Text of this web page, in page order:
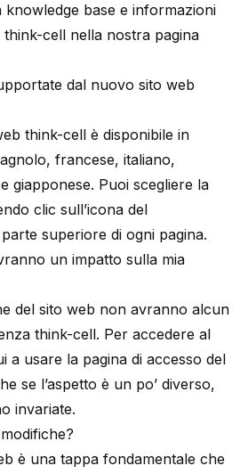
knowledge base e informazioni
cell nella nostra pagina
dal nuovo sito web
think-cell è disponibile in
francese, italiano,
giapponese. Puoi scegliere la
clic sull’icona del
superiore di ogni pagina.
un impatto sulla mia
del sito web non avranno alcun
think-cell. Per accedere al
a usare la pagina di accesso del
se l’aspetto è un po’ diverso,
invariate.
è una tappa fondamentale che